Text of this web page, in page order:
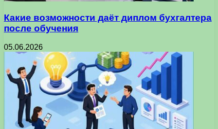
Какие возможности даёт диплом бухгалтера
после обучения
05.06.2026